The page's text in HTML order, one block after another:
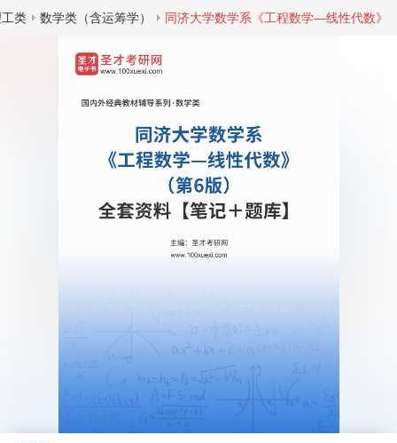
类 数学类（含运筹学） 同济大学数学系《工程数学—线性代数》